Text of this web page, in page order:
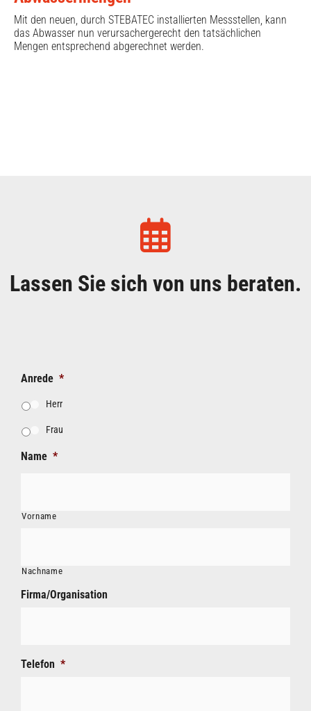
Mit den neuen, durch STEBATEC installierten Messstellen, kann
das Abwasser nun verursachergerecht den tatsächlichen
Mengen entsprechend abgerechnet werden.
Lassen Sie sich von uns beraten.
Anrede *
Herr
Frau
Name *
Vorname
Nachname
Firma/Organisation
Telefon *